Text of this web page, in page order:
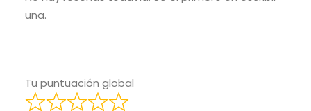
una.
Tu puntuación global